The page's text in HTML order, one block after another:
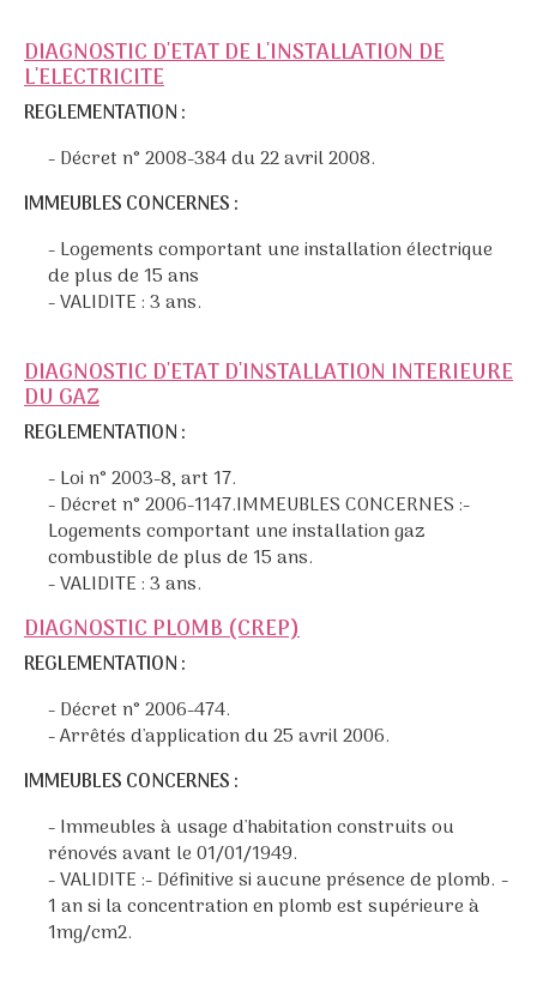
DIAGNOSTIC D'ETAT DE L'INSTALLATION DE
L'ELECTRICITE
REGLEMENTATION :
- Décret n° 2008-384 du 22 avril 2008.
IMMEUBLES CONCERNES :
- Logements comportant une installation électrique
de plus de 15 ans
- VALIDITE : 3 ans.
DIAGNOSTIC D'ETAT D'INSTALLATION INTERIEURE
DU GAZ
REGLEMENTATION :
- Loi n° 2003-8, art 17.
- Décret n° 2006-1147.IMMEUBLES CONCERNES :-
Logements comportant une installation gaz
combustible de plus de 15 ans.
- VALIDITE : 3 ans.
DIAGNOSTIC PLOMB (CREP)
REGLEMENTATION :
- Décret n° 2006-474.
- Arrêtés d'application du 25 avril 2006.
IMMEUBLES CONCERNES :
- Immeubles à usage d'habitation construits ou
rénovés avant le 01/01/1949.
- VALIDITE :- Définitive si aucune présence de plomb. -
1 an si la concentration en plomb est supérieure à
1mg/cm2.